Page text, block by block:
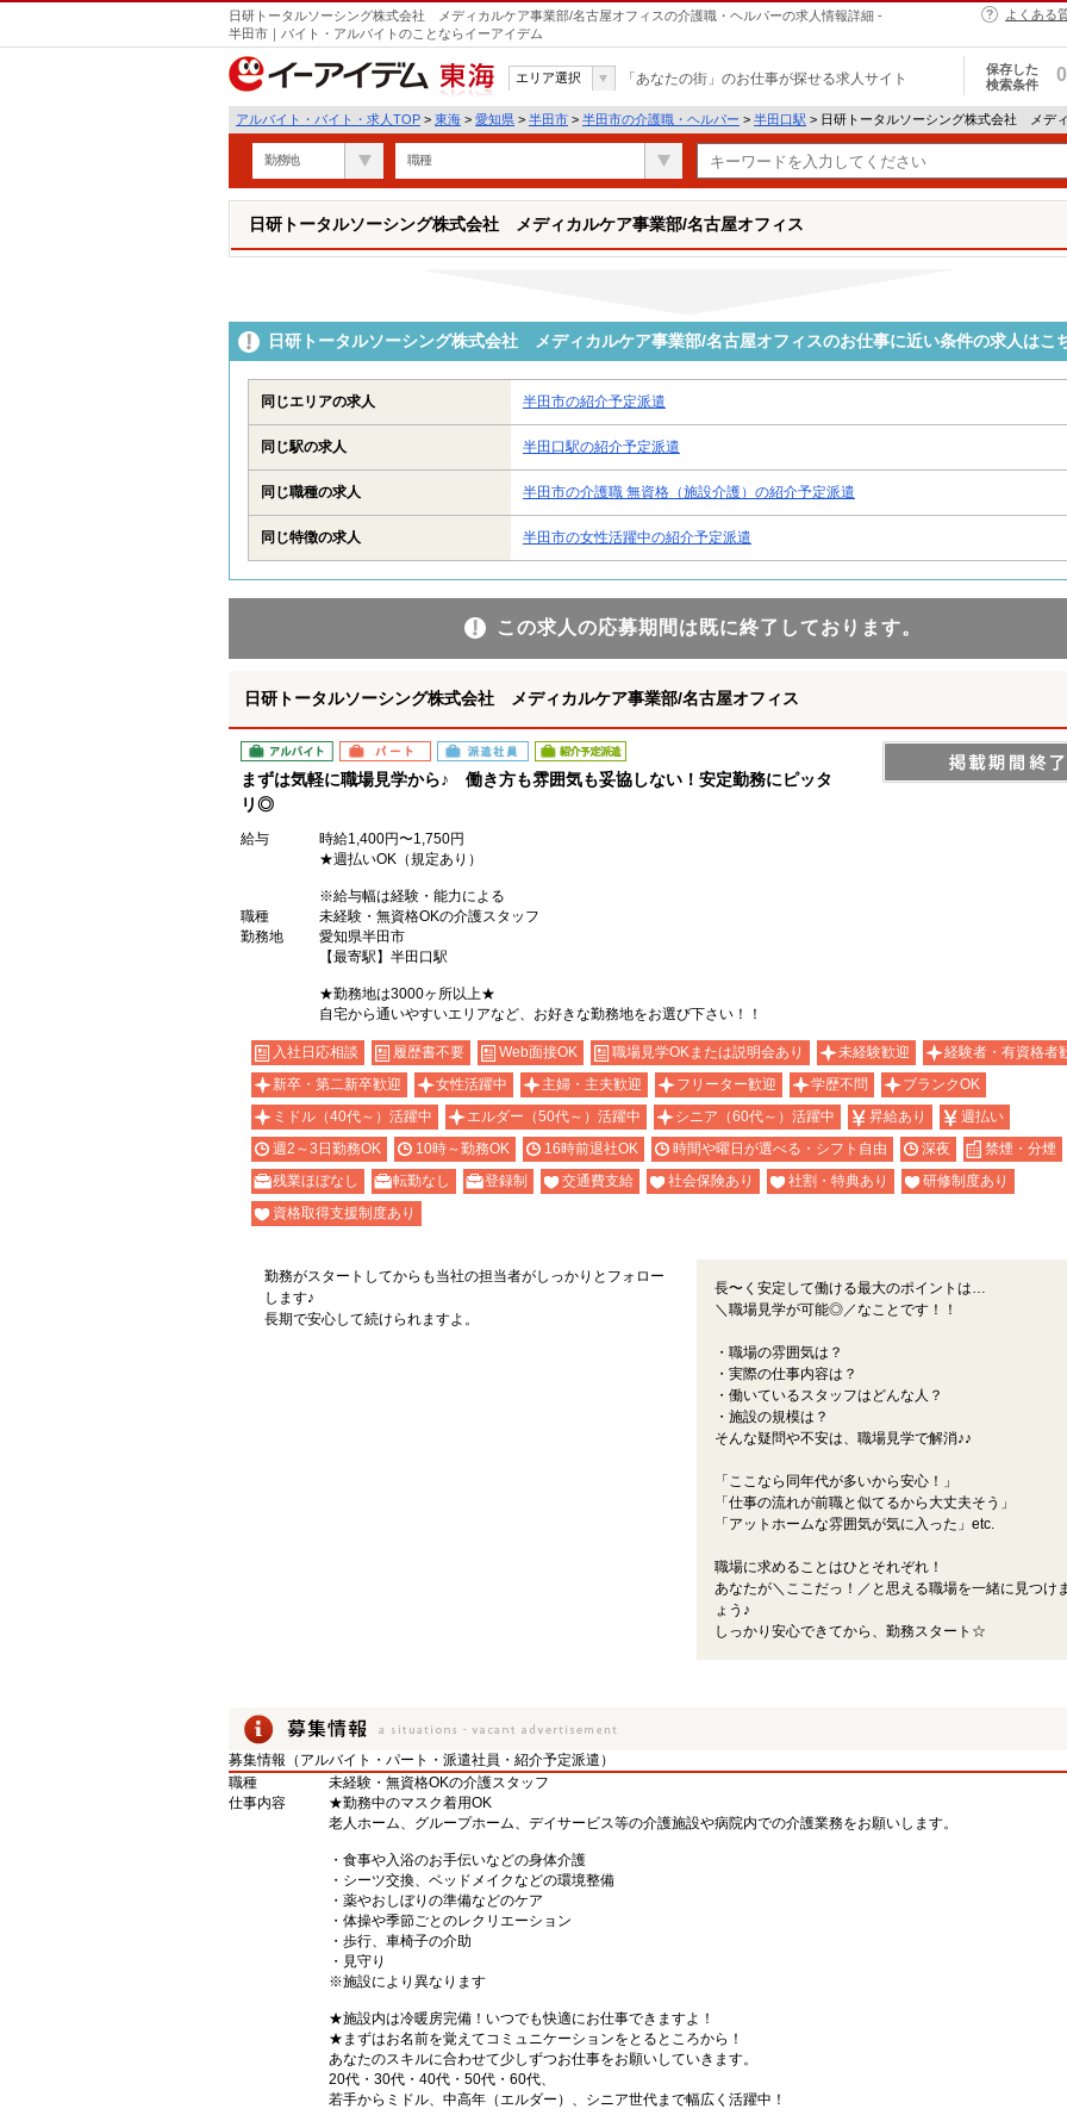
日研トータルソーシング株式会社 メディカルケア事業部/名古屋オフィスの介護職・ヘルパーの求人情報詳細 -
半田市｜バイト・アルバイトのことならイーアイデム
よくある
東海
エリア選択 「あなたの街」のお仕事が探せる求人サイト
保存した
検索条件
0
アルバイト・バイト・求人TOP > 東海 > 愛知県 > 半田市 > 半田市の介護職・ヘルパー > 半田口駅 > 日研トータルソーシング株式会社 メデ
勤務地 職種
日研トータルソーシング株式会社 メディカルケア事業部/名古屋オフィス
日研トータルソーシング株式会社 メディカルケア事業部/名古屋オフィスのお仕事に近い条件の求人はこ
同じエリアの求人 半田市の紹介予定派遣
同じ駅の求人 半田口駅の紹介予定派遣
同じ職種の求人 半田市の介護職 無資格（施設介護）の紹介予定派遣
同じ特徴の求人 半田市の女性活躍中の紹介予定派遣
この求人の応募期間は既に終了しております。
日研トータルソーシング株式会社 メディカルケア事業部/名古屋オフィス
アルバイト パート 派遣社員 紹介予定派遣
まずは気軽に職場見学から♪ 働き方も雰囲気も妥協しない！安定勤務にピッタ
リ◎
給与
時給1,400円〜1,750円
★週払いOK（規定あり）
※給与幅は経験・能力による
職種
未経験・無資格OKの介護スタッフ
勤務地
愛知県半田市
【最寄駅】半田口駅
★勤務地は3000ヶ所以上★
自宅から通いやすいエリアなど、お好きな勤務地をお選び下さい！！
入社日応相談 履歴書不要 Web面接OK 職場見学OKまたは説明会あり 未経験歓迎
経験者・有資格者
新卒・第二新卒歓迎
女性活躍中 主婦・主夫歓迎 フリーター歓迎 学歴不問
ブランクOK
ミドル（40代～）活躍中
エルダー（50代～）活躍中 シニア（60代～）活躍中 昇給あり
週払い
週2～3日勤務OK
10時～勤務OK 16時前退社OK 時間や曜日が選べる・シフト自由 深夜
禁煙・分煙
残業ほぼなし
転勤なし 登録制 交通費支給 社会保険あり 社割・特典あり
研修制度あり
資格取得支援制度あり
勤務がスタートしてからも当社の担当者がしっかりとフォロー
します♪
長期で安心して続けられますよ。
長〜く安定して働ける最大のポイントは…
＼職場見学が可能◎／なことです！！
・職場の雰囲気は？
・実際の仕事内容は？
・働いているスタッフはどんな人？
・施設の規模は？
そんな疑問や不安は、職場見学で解消♪♪
「ここなら同年代が多いから安心！」
「仕事の流れが前職と似てるから大丈夫そう」
「アットホームな雰囲気が気に入った」etc.
職場に求めることはひとそれぞれ！
あなたが＼ここだっ！／と思える職場を一緒に見つけ
ょう♪
しっかり安心できてから、勤務スタート☆
募集情報（アルバイト・パート・派遣社員・紹介予定派遣）
職種
未経験・無資格OKの介護スタッフ
仕事内容
★勤務中のマスク着用OK
老人ホーム、グループホーム、デイサービス等の介護施設や病院内での介護業務をお願いします。
・食事や入浴のお手伝いなどの身体介護
・シーツ交換、ベッドメイクなどの環境整備
・薬やおしぼりの準備などのケア
・体操や季節ごとのレクリエーション
・歩行、車椅子の介助
・見守り
※施設により異なります
★施設内は冷暖房完備！いつでも快適にお仕事できますよ！
★まずはお名前を覚えてコミュニケーションをとるところから！
あなたのスキルに合わせて少しずつお仕事をお願いしていきます。
20代・30代・40代・50代・60代、
若手からミドル、中高年（エルダー）、シニア世代まで幅広く活躍中！